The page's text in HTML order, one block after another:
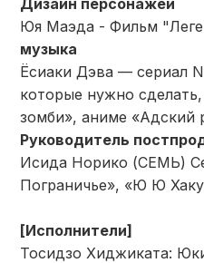
Дизайн персонажей
Юя Маэда - Фильм
музыка
Ёсиаки Дэва — сериал
которые нужно
зомби», аниме «Адский
Руководитель
Исида Норико (СЕМЬ)
Пограничье», «Ю Ю
[Исполнители]
Тосидзо Хиджиката: